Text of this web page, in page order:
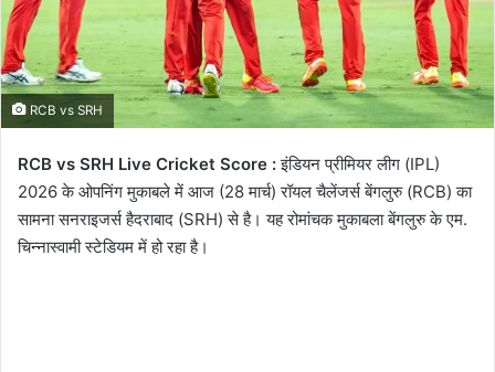
RCB vs SRH
RCB vs SRH Live Cricket Score :इंडियन प्रीमियर लीग (IPL)
2026 के ओपनिंग मुकाबले में आज (28 मार्च) रॉयल चैलेंजर्स बेंगलुरु (RCB) का
सामना सनराइजर्स हैदराबाद (SRH) से है। यह रोमांचक मुकाबला बेंगलुरु के एम.
चिन्नास्वामी स्टेडियम में हो रहा है।